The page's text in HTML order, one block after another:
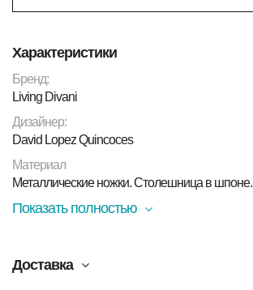
Характеристики
Бренд:
Living Divani
Дизайнер:
David Lopez Quincoces
Материал
Металлические ножки. Столешница в шпоне.
Показать полностью
Доставка